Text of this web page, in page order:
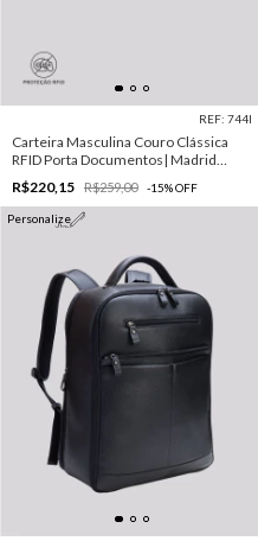
REF: 744I
Carteira Masculina Couro Clássica
RFID Porta Documentos| Madrid
Preto
R$220,15 R$259,00 -15%OFF
Personalize